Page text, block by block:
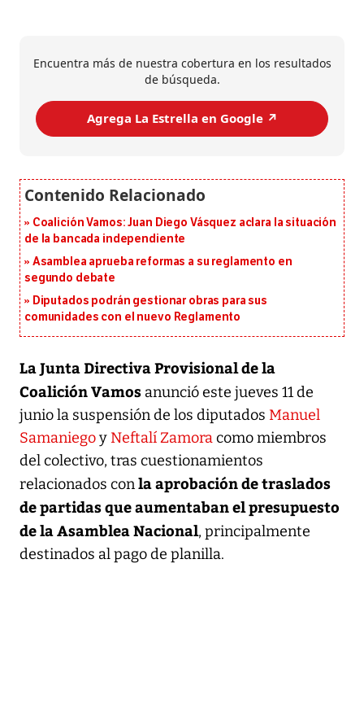
Encuentra más de nuestra cobertura en los resultados
de búsqueda.
Agrega La Estrella en Google ↗️
Coalición Vamos: Juan Diego Vásquez aclara la situación
de la bancada independiente
Asamblea aprueba reformas a su reglamento en
segundo debate
Diputados podrán gestionar obras para sus
comunidades con el nuevo Reglamento
La Junta Directiva Provisional de la
Coalición Vamos anunció este jueves 11 de
junio la suspensión de los diputados Manuel
SamaniegoyNeftalí Zamoracomo miembros
del colectivo, tras cuestionamientos
relacionados conla aprobación de traslados
de partidas que aumentaban el presupuesto
de la Asamblea Nacional, principalmente
destinados al pago de planilla.